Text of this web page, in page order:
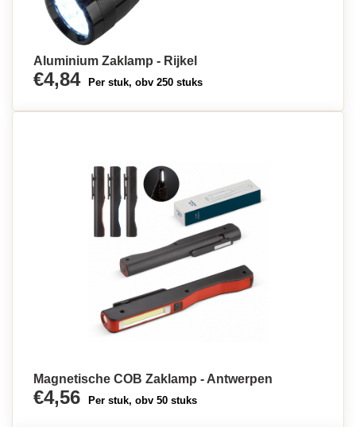
Aluminium Zaklamp - Rijkel
€4,84 Per stuk, obv 250 stuks
Magnetische COB Zaklamp - Antwerpen
€4,56 Per stuk, obv 50 stuks